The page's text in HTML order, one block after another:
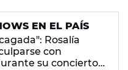
EN EL PAÍS
Rosalía
con
su concierto